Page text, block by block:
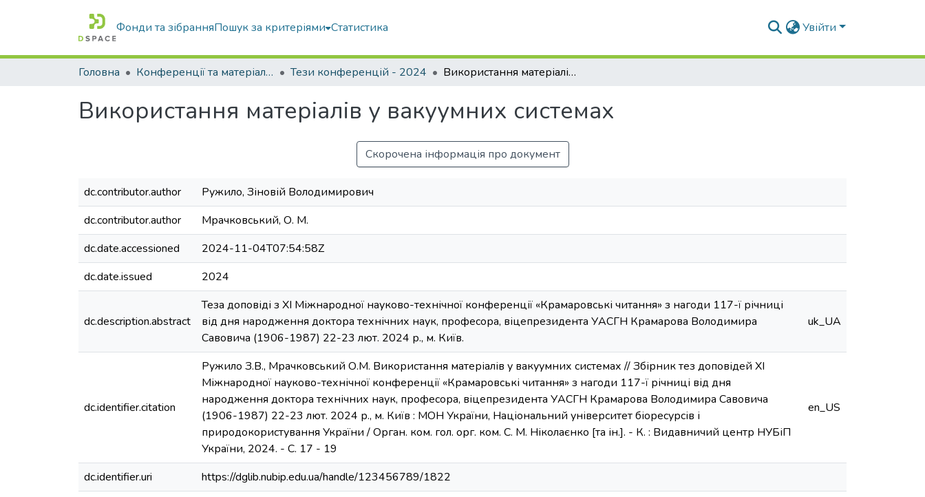
Фонди та зібранняПошук за критеріями Статистика Увійти
Головна Конференції та матеріали конференцій Тези конференцій - 2024 Використання матеріалів у вакуумних системах
Використання матеріалів у вакуумних системах
Скорочена інформація про документ
dc.contributor.author
Ружило, Зіновій Володимирович
dc.contributor.author
Мрачковський, О. М.
dc.date.accessioned
2024-11-04T07:54:58Z
dc.date.issued
2024
dc.description.abstract
Теза доповіді з ХІ Міжнародної науково-технічної конференції «Крамаровські читання» з нагоди 117-ї річниці
від дня народження доктора технічних наук, професора, віцепрезидента УАСГН Крамарова Володимира
Савовича (1906-1987) 22-23 лют. 2024 р., м. Київ.
uk_UA
dc.identifier.citation
Ружило З.В., Мрачковський О.М. Використання матеріалів у вакуумних системах // Збірник тез доповідей ХI
Міжнародної науково-технічної конференції «Крамаровські читання» з нагоди 117-ї річниці від дня
народження доктора технічних наук, професора, віцепрезидента УАСГН Крамарова Володимира Савовича
(1906-1987) 22-23 лют. 2024 р., м. Київ : МОН України, Національний університет біоресурсів і
природокористування України / Орган. ком. гол. орг. ком. С. М. Ніколаєнко [та ін.]. - К. : Видавничий центр НУБіП
України, 2024. - С. 17 - 19
en_US
dc.identifier.uri
https://dglib.nubip.edu.ua/handle/123456789/1822